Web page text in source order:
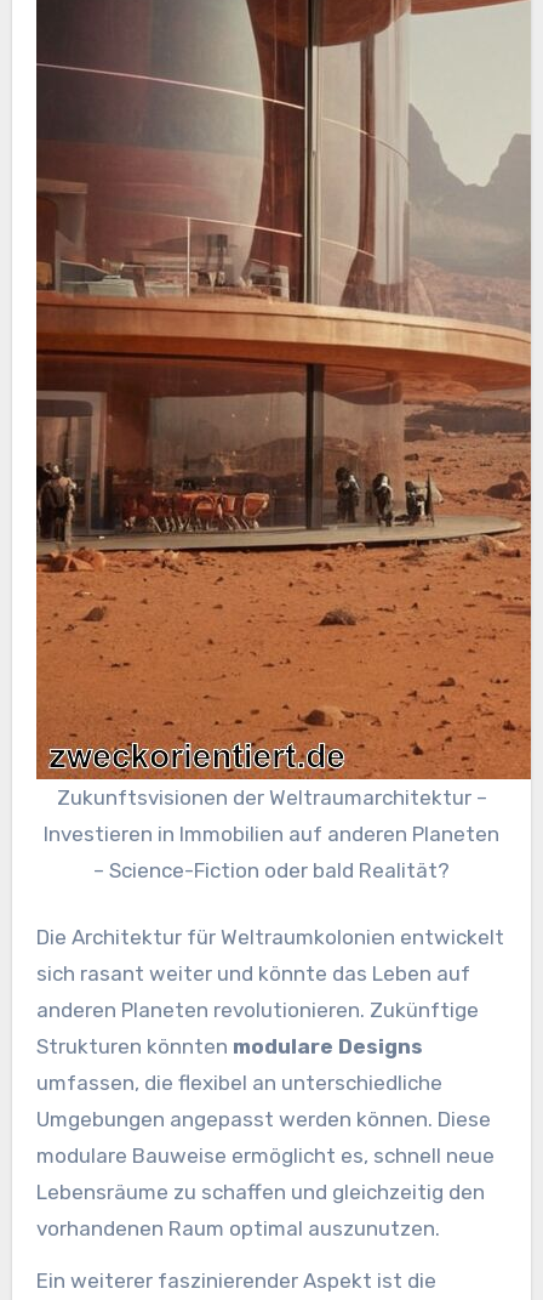
Zukunftsvisionen der Weltraumarchitektur –
Investieren in Immobilien auf anderen Planeten
– Science-Fiction oder bald Realität?
Die Architektur für Weltraumkolonien entwickelt
sich rasant weiter und könnte das Leben auf
anderen Planeten revolutionieren. Zukünftige
Strukturen könnten modulare Designs
umfassen, die flexibel an unterschiedliche
Umgebungen angepasst werden können. Diese
modulare Bauweise ermöglicht es, schnell neue
Lebensräume zu schaffen und gleichzeitig den
vorhandenen Raum optimal auszunutzen.
Ein weiterer faszinierender Aspekt ist die